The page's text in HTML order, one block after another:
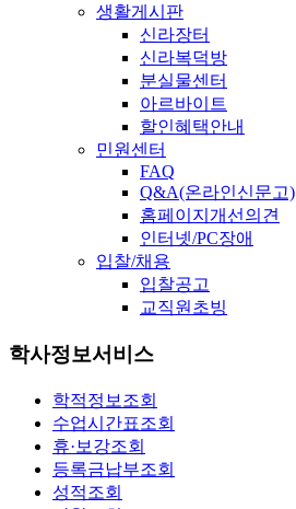
생활게시판
신라장터
신라복덕방
분실물센터
아르바이트
할인혜택안내
민원센터
FAQ
Q&A(온라인신문고)
홈페이지개선의견
인터넷/PC장애
입찰/채용
입찰공고
교직원초빙
학사정보서비스
학적정보조회
수업시간표조회
휴·보강조회
등록금납부조회
성적조회